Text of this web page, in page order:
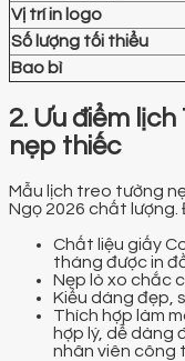
Vị trí in logo
Số lượng tối thiểu
Bao bì
2. Ưu điểm
nẹp thiếc
Mẫu lịch treo tường
Ngọ 2026 chất lượng.
Chất liệu giấy
tháng được in
Nẹp lò xo chắc
Kiểu dáng đẹp,
Thích hợp làm
hợp lý, dễ dàng
nhân viên công